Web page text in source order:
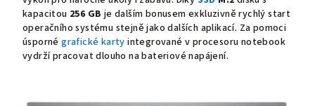
kapacitou 256 GB je dalším bonusem exkluzivně rychlý start
operačního systému stejně jako dalších aplikací. Za pomoci
úspornégrafické karty integrované v procesoru notebook
vydrží pracovat dlouho na bateriové napájení.